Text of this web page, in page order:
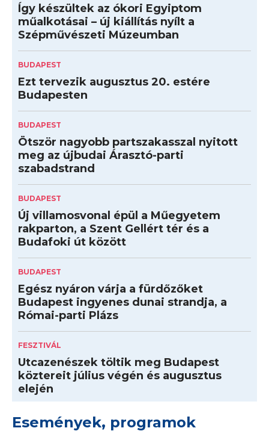
Így készültek az ókori Egyiptom
műalkotásai – új kiállítás nyílt a
Szépművészeti Múzeumban
BUDAPEST
Ezt tervezik augusztus 20. estére
Budapesten
BUDAPEST
Ötször nagyobb partszakasszal nyitott
meg az újbudai Árasztó-parti
szabadstrand
BUDAPEST
Új villamosvonal épül a Műegyetem
rakparton, a Szent Gellért tér és a
Budafoki út között
BUDAPEST
Egész nyáron várja a fürdőzőket
Budapest ingyenes dunai strandja, a
Római-parti Plázs
FESZTIVÁL
Utcazenészek töltik meg Budapest
köztereit július végén és augusztus
elején
Események, programok